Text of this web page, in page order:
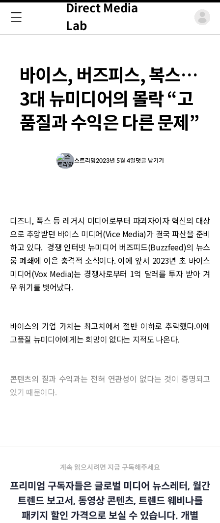
Direct Media
Lab
바이스, 버즈피스, 복스…
3대 뉴미디어의 몰락 “고
품질과 수익은 다른 문제”
스트리밍2023년 5월 4일댓글 남기기
디즈니, 폭스 등 레거시 미디어로부터 파괴자이자 혁신의 대상
으로 추앙받던 바이스 미디어(Vice Media)가 결국 파산을 준비
하고 있다. 경쟁 인터넷 뉴미디어 버즈피드(Buzzfeed)의 뉴스
룸 폐쇄에 이은 충격적 소식이다. 이에 앞서 2023년 초 바이스
미디어(Vox Media)는 경쟁사로부터 1억 달러를 투자 받아 겨
우 위기를 벗어났다.
바이스의 기업 가치는 최고치에서 절반 이하로 추락했다.이에
고품질 뉴미디어에게는 희망이 없다는 지적도 나온다.
콘텐츠의 질과 수익과는 전혀 연관성이 없다는 것이 증명되고
있기 때문이다.
계속 읽으시려면 지금 구독해주세요
프리미엄 구독자들은 글로벌 미디어 뉴스레터, 월간
트렌드 보고서, 동영상 콘텐츠, 트렌드 웨비나를
패키지 할인 가격으로 보실 수 있습니다. 개별